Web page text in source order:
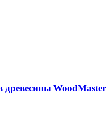
древесины